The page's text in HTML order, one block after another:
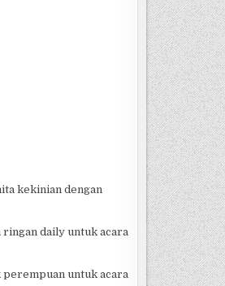
kekinian dengan
ringan daily untuk acara
perempuan untuk acara